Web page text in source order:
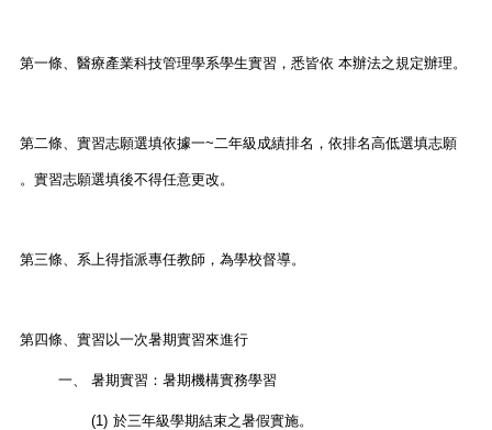
第一條、 醫療產業科技管理學系學生實習，悉皆依 本辦法之規定辦理。
第二條、實習志願選填依據一~二年級成績排名，依排名高低選填志願
。實習志願選填後不得任意更改。
第三條、 系上得指派專任教師，為學校督導。
第四條、 實習以一次暑期實習來進行
一、 暑期實習：暑期機構實務學習
(1) 於三年級學期結束之暑假實施。